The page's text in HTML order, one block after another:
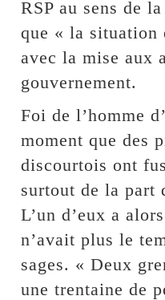
RSP au sens de
que « la situation
avec la mise aux
gouvernement.
Foi de l’homme
moment que des
discourtois ont
surtout de la part
L’un d’eux a
n’avait plus le
sages. « Deux
une trentaine de